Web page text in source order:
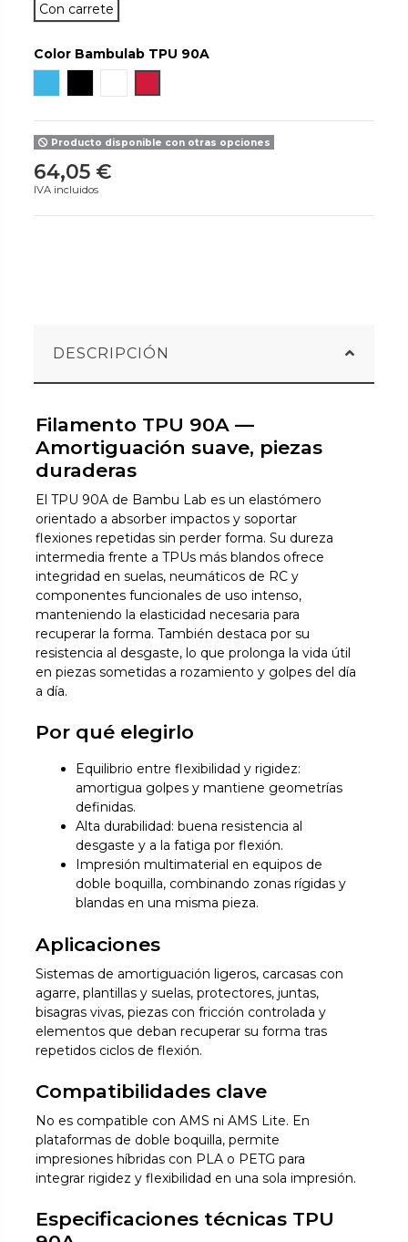
Con carrete
Color Bambulab TPU 90A
Producto disponible con otras opciones
64,05 €
IVA incluidos
DESCRIPCIÓN
Filamento TPU 90A —
Amortiguación suave, piezas
duraderas
El TPU 90A de Bambu Lab es un elastómero
orientado a absorber impactos y soportar
flexiones repetidas sin perder forma. Su dureza
intermedia frente a TPUs más blandos ofrece
integridad en suelas, neumáticos de RC y
componentes funcionales de uso intenso,
manteniendo la elasticidad necesaria para
recuperar la forma. También destaca por su
resistencia al desgaste, lo que prolonga la vida útil
en piezas sometidas a rozamiento y golpes del día
a día.
Por qué elegirlo
Equilibrio entre flexibilidad y rigidez:
amortigua golpes y mantiene geometrías
definidas.
Alta durabilidad: buena resistencia al
desgaste y a la fatiga por flexión.
Impresión multimaterial en equipos de
doble boquilla, combinando zonas rígidas y
blandas en una misma pieza.
Aplicaciones
Sistemas de amortiguación ligeros, carcasas con
agarre, plantillas y suelas, protectores, juntas,
bisagras vivas, piezas con fricción controlada y
elementos que deban recuperar su forma tras
repetidos ciclos de flexión.
Compatibilidades clave
No es compatible con AMS ni AMS Lite. En
plataformas de doble boquilla, permite
impresiones híbridas con PLA o PETG para
integrar rigidez y flexibilidad en una sola impresión.
Especificaciones técnicas TPU